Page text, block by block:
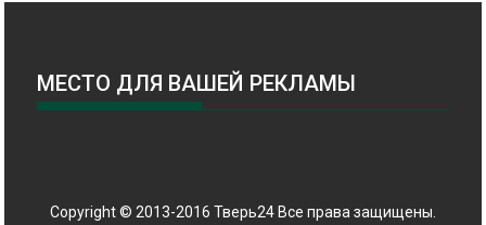
МЕСТО ДЛЯ ВАШЕЙ РЕКЛАМЫ
Copyright © 2013-2016 Тверь24 Все права защищены.